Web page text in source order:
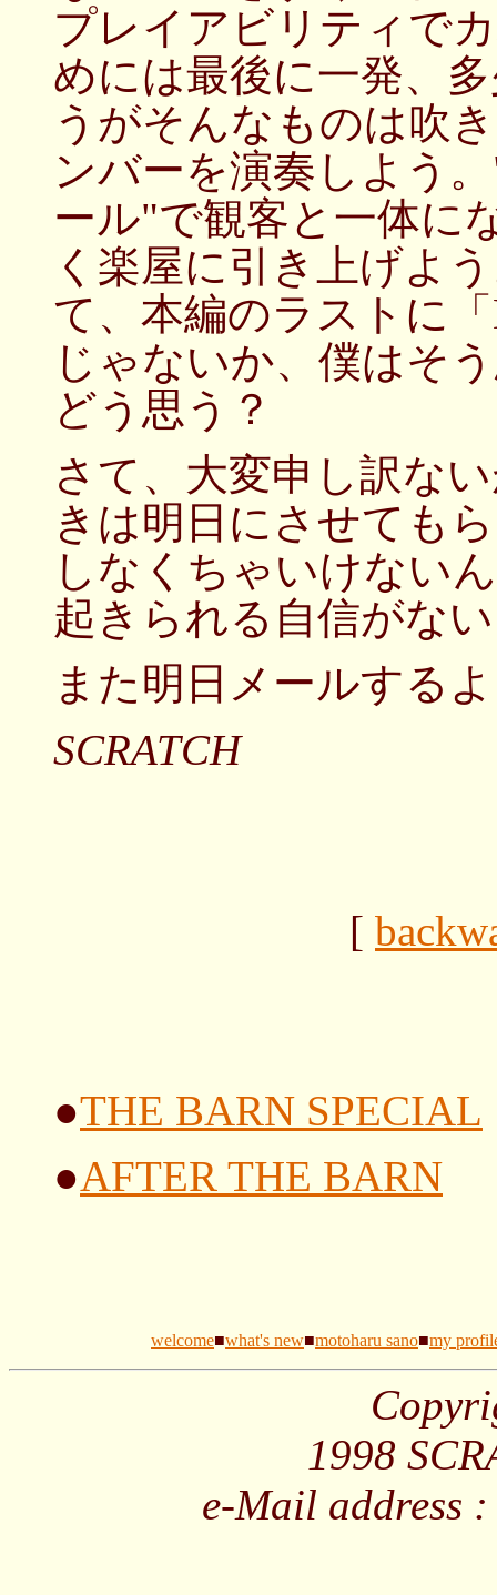
プレイアビリティで
めには最後に一発、
うがそんなものは吹
ンバーを演奏しよう
ール"で観客と一体に
く楽屋に引き上げよ
て、本編のラストに
じゃないか、僕はそ
どう思う？
さて、大変申し訳な
きは明日にさせても
しなくちゃいけない
起きられる自信がな
また明日メールする
SCRATCH
[
●THE BARN SPECIAL
●AFTER THE BARN
welcome■what's new■motoharu sano■my
1998
e-Mail address